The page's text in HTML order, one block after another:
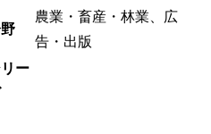
農業・畜産・林業、広
告・出版
ー